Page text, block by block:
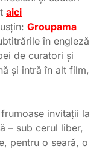
aici
Groupama
în engleză
de curatori și
și intră în alt film,
invitații la
– sub cerul liber,
pentru o seară, o